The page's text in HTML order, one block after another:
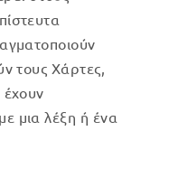
τους Χάρτες,
μια λέξη ή ένα